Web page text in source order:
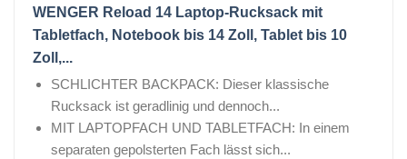
WENGER Reload 14 Laptop-Rucksack mit
Tabletfach, Notebook bis 14 Zoll, Tablet bis 10
Zoll,...
SCHLICHTER BACKPACK: Dieser klassische
Rucksack ist geradlinig und dennoch...
MIT LAPTOPFACH UND TABLETFACH: In einem
separaten gepolsterten Fach lässt sich...